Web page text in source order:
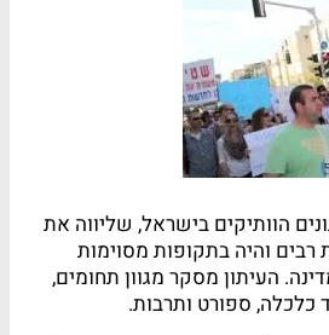
הוותיקים בישראל, שליווה את
רבים והיה בתקופות מסוימות
העיתון מסקר מגוון תחומים,
כלכלה, ספורט ותרבות.